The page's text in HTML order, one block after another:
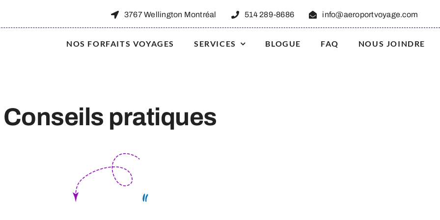
3767 Wellington Montréal 514 289-8686 info@aeroportvoyage.com
NOS FORFAITS VOYAGES SERVICES BLOGUE FAQ NOUS JOINDRE
Conseils pratiques